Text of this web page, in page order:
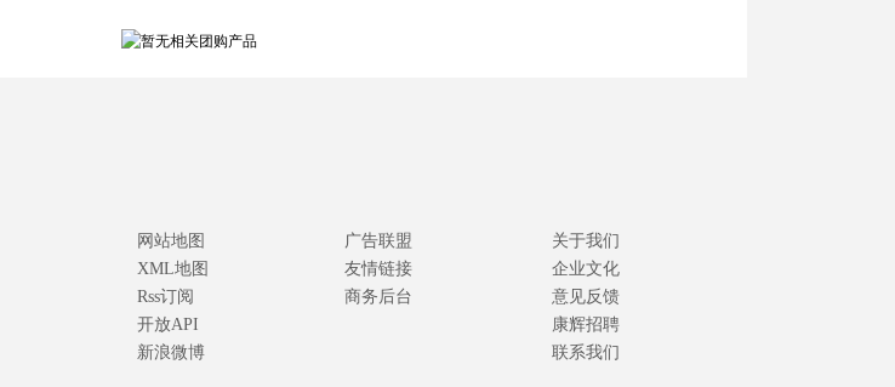
网站地图
XML地图
Rss订阅
开放API
新浪微博
广告联盟
友情链接
商务后台
关于我们
企业文化
意见反馈
康辉招聘
联系我们